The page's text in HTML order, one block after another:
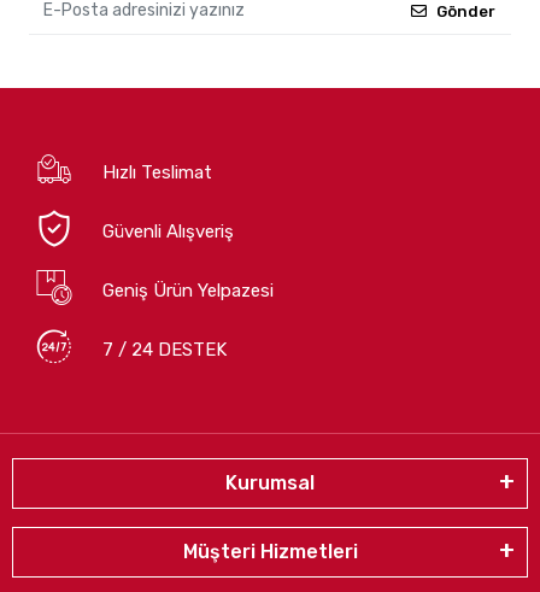
Gönder
Hızlı Teslimat
Güvenli Alışveriş
Geniş Ürün Yelpazesi
7 / 24 DESTEK
Kurumsal
Müşteri Hizmetleri